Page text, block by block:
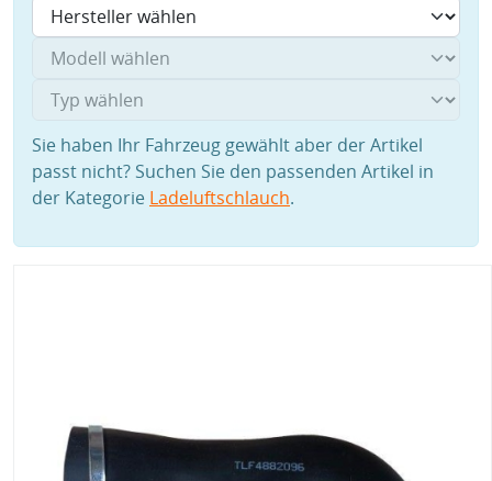
Sie haben Ihr Fahrzeug gewählt aber der Artikel
passt nicht? Suchen Sie den passenden Artikel in
der Kategorie Ladeluftschlauch.